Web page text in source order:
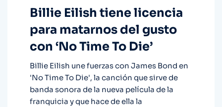
Billie Eilish tiene licencia
para matarnos del gusto
con ‘No Time To Die’
Billie Eilish une fuerzas con James Bond en
'No Time To Die', la canción que sirve de
banda sonora de la nueva película de la
franquicia y que hace de ella la